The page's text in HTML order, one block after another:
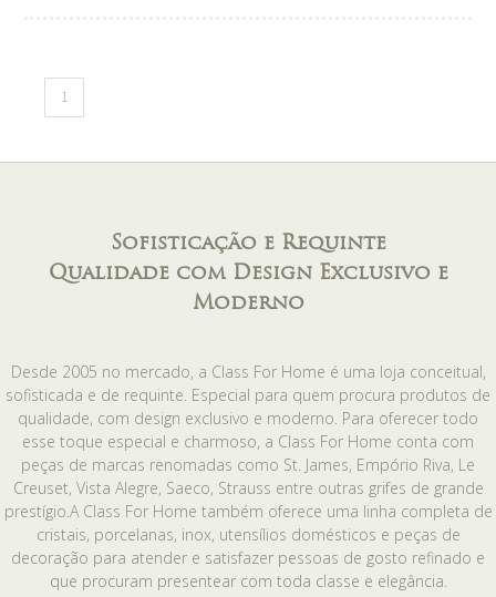
1
Sofisticação e Requinte
Qualidade com Design Exclusivo e
Moderno
Desde 2005 no mercado, a Class For Home é uma loja conceitual,
sofisticada e de requinte. Especial para quem procura produtos de
qualidade, com design exclusivo e moderno. Para oferecer todo
esse toque especial e charmoso, a Class For Home conta com
peças de marcas renomadas como St. James, Empório Riva, Le
Creuset, Vista Alegre, Saeco, Strauss entre outras grifes de grande
prestígio.A Class For Home também oferece uma linha completa de
cristais, porcelanas, inox, utensílios domésticos e peças de
decoração para atender e satisfazer pessoas de gosto refinado e
que procuram presentear com toda classe e elegância.